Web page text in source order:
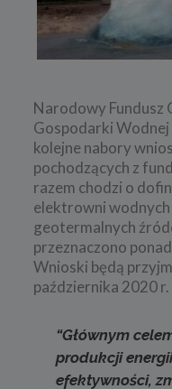
Narodowy Fundusz
Gospodarki Wodnej
kolejne nabory
pochodzących z
razem chodzi o
elektrowni
geotermalnych
przeznaczono
Wnioski będą
października 2020 r.
“Głównym
produkcji
efektywności,